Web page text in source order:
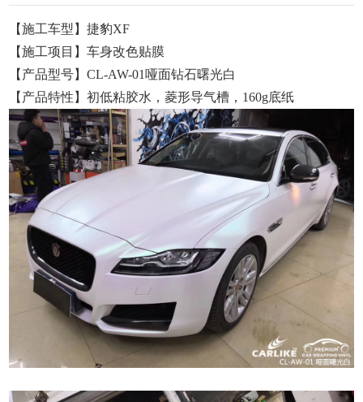
【施工车型】捷豹XF
【施工项目】车身改色贴膜
【产品型号】CL-AW-01哑面钻石曙光白
【产品特性】初低粘胶水，菱形导气槽，160g底纸